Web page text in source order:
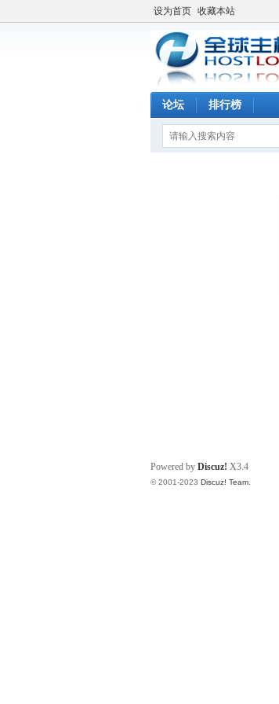
设为首页 收藏本站
论坛 排行榜
Powered by Discuz! X3.4
© 2001-2023 Discuz! Team